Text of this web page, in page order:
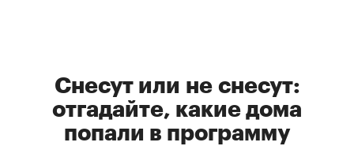
Снесут или не снесут:
отгадайте, какие дома
попали в программу